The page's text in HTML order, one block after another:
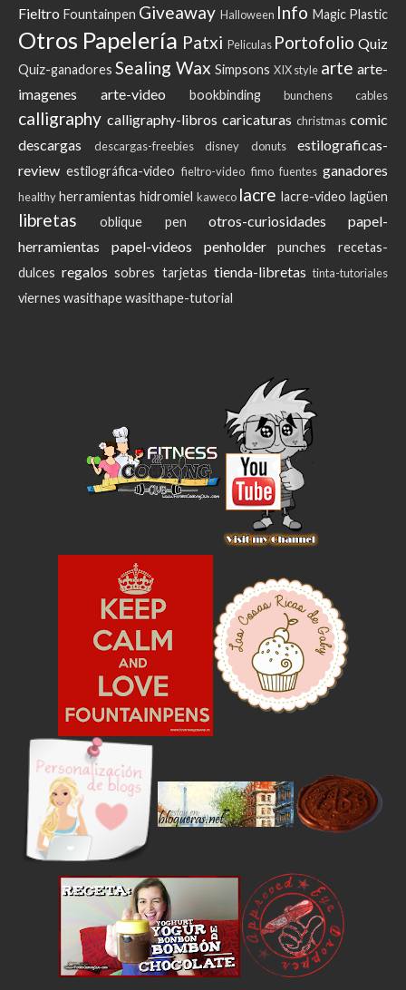
Fieltro Fountainpen Giveaway Halloween Info Magic Plastic
Otros Papelería Patxi Peliculas Portofolio Quiz
Quiz-ganadores Sealing Wax Simpsons XIX style arte arte-
imagenes
arte-video bookbinding bunchens cables
calligraphy calligraphy-libros caricaturas christmas comic
descargas
descargas-freebies disney donuts
estilograficas-
review estilográfica-video fieltro-video fimo fuentes ganadores
healthyherramientas hidromiel kaweco lacre lacre-video lagüen
libretas oblique pen otros-curiosidades
papel-
herramientas
papel-videos penholder punches
recetas-
dulces regalos sobres tarjetas tienda-libretas tinta-tutoriales
viernes wasithapewasithape-tutorial